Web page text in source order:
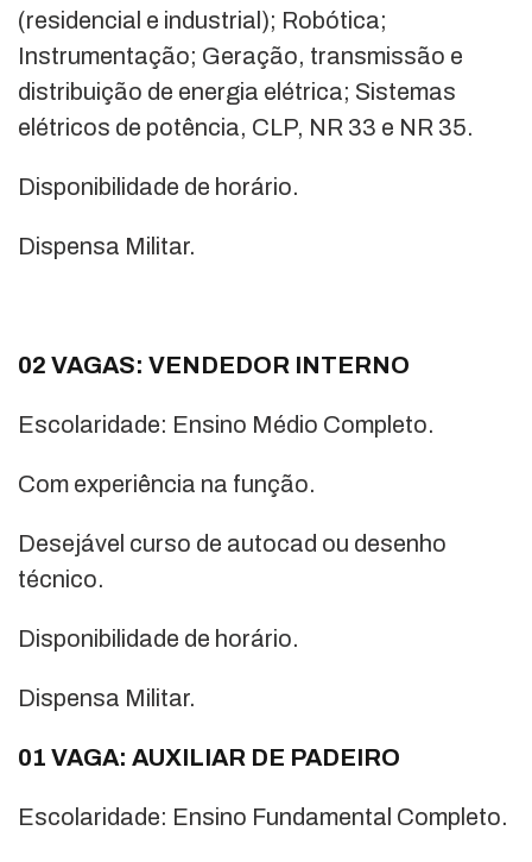
(residencial e industrial); Robótica;
Instrumentação; Geração, transmissão e
distribuição de energia elétrica; Sistemas
elétricos de potência, CLP, NR 33 e NR 35.
Disponibilidade de horário.
Dispensa Militar.
02 VAGAS: VENDEDOR INTERNO
Escolaridade: Ensino Médio Completo.
Com experiência na função.
Desejável curso de autocad ou desenho
técnico.
Disponibilidade de horário.
Dispensa Militar.
01 VAGA: AUXILIAR DE PADEIRO
Escolaridade: Ensino Fundamental Completo.